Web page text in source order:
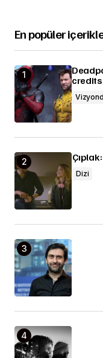
En popüler
credits
Dizi